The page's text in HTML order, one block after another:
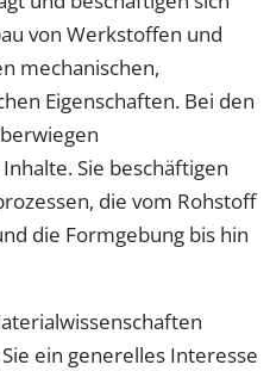
von Werkstoffen und
mechanischen,
Eigenschaften. Bei den
Sie beschäftigen
die vom Rohstoff
die Formgebung bis hin
ein generelles Interesse